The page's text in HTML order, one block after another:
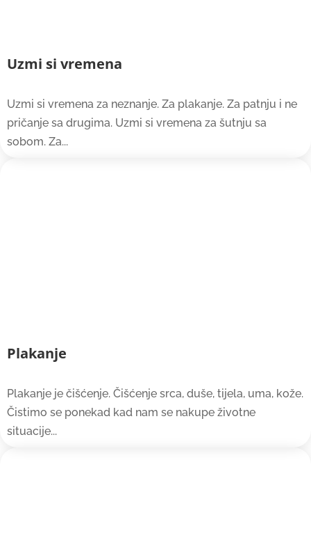
Uzmi si vremena
Uzmi si vremena za neznanje. Za plakanje. Za patnju i ne
pričanje sa drugima. Uzmi si vremena za šutnju sa
sobom. Za...
Plakanje
Plakanje je čišćenje. Čišćenje srca, duše, tijela, uma, kože.
Čistimo se ponekad kad nam se nakupe životne
situacije...